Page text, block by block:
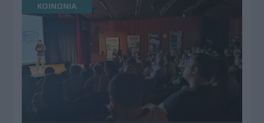
ΚΟΙΝΩΝΙΑ